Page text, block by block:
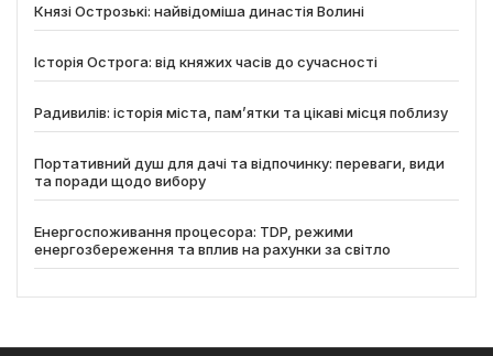
Князі Острозькі: найвідоміша династія Волині
Історія Острога: від княжих часів до сучасності
Радивилів: історія міста, пам’ятки та цікаві місця поблизу
Портативний душ для дачі та відпочинку: переваги, види
та поради щодо вибору
Енергоспоживання процесора: TDP, режими
енергозбереження та вплив на рахунки за світло